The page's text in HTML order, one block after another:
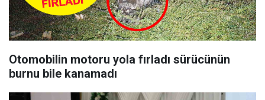
Otomobilin motoru yola fırladı sürücünün
burnu bile kanamadı